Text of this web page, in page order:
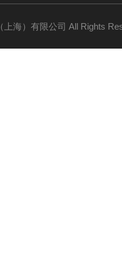
上海）有限公司 All Rights